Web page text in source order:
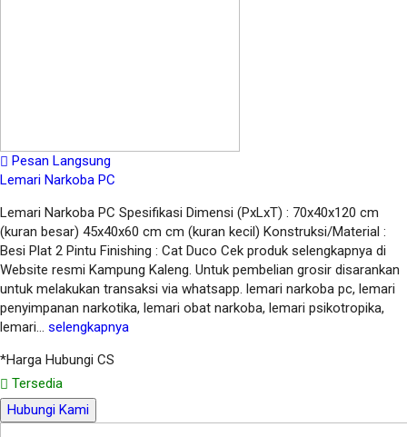
Pesan Langsung
Lemari Narkoba PC
Lemari Narkoba PC Spesifikasi Dimensi (PxLxT) : 70x40x120 cm
(kuran besar) 45x40x60 cm cm (kuran kecil) Konstruksi/Material :
Besi Plat 2 Pintu Finishing : Cat Duco Cek produk selengkapnya di
Website resmi Kampung Kaleng. Untuk pembelian grosir disarankan
untuk melakukan transaksi via whatsapp. lemari narkoba pc, lemari
penyimpanan narkotika, lemari obat narkoba, lemari psikotropika,
lemari… selengkapnya
*Harga Hubungi CS
Tersedia
Hubungi Kami